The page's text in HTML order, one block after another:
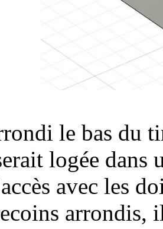
le bas du
logée dans
avec les
arrondis,